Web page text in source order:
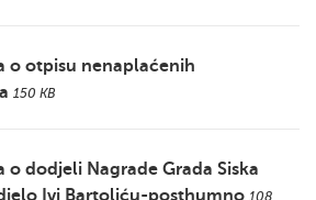
o otpisu nenaplaćenih
150 KB
o dodjeli Nagrade Grada Siska
Ivi Bartoliću-posthumno 108